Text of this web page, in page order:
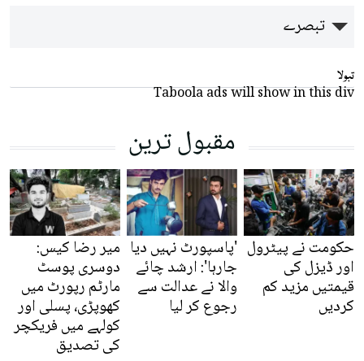
تبصرے
تبولا
Taboola ads will show in this div
مقبول ترین
حکومت نے پیٹرول
اور ڈیزل کی
قیمتیں مزید کم
کردیں
'پاسپورٹ نہیں دیا
جارہا': ارشد چائے
والا نے عدالت سے
رجوع کر لیا
میر رضا کیس:
دوسری پوسٹ
مارٹم رپورٹ میں
کھوپڑی، پسلی اور
کولہے میں فریکچر
کی تصدیق